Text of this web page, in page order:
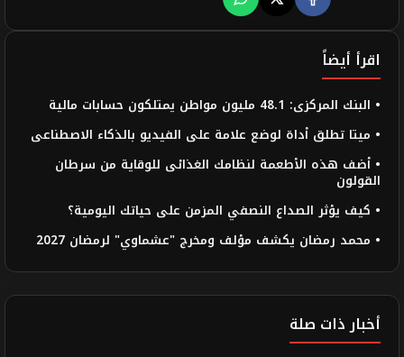
اقرأ أيضاً
• البنك المركزى: 48.1 مليون مواطن يمتلكون حسابات مالية
• ميتا تطلق أداة لوضع علامة على الفيديو بالذكاء الاصطناعى
• أضف هذه الأطعمة لنظامك الغذائى للوقاية من سرطان
القولون
• كيف يؤثر الصداع النصفي المزمن على حياتك اليومية؟
• محمد رمضان يكشف مؤلف ومخرج "عشماوي" لرمضان 2027
أخبار ذات صلة